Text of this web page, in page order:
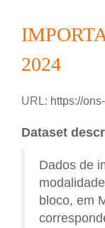
2024
URL: https://ons-aws-prod-
Dataset
Dados de
bloco, em